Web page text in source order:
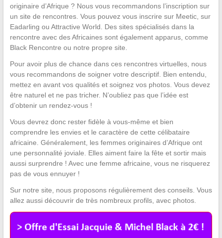
originaire d’Afrique ? Nous vous recommandons l’inscription sur
un site de rencontres. Vous pouvez vous inscrire sur Meetic, sur
Eadarling ou Attractive World. Des sites spécialisés dans la
rencontre avec des Africaines sont également apparus, comme
Black Rencontre ou notre propre site.
Pour avoir plus de chance dans ces rencontres virtuelles, nous
vous recommandons de soigner votre descriptif. Bien entendu,
mettez en avant vos qualités et soignez vos photos. Vous devez
être naturel et ne pas tricher. N’oubliez pas que l’idée est
d’obtenir un rendez-vous !
Vous devrez donc rester fidèle à vous-même et bien
comprendre les envies et le caractère de cette célibataire
africaine. Généralement, les femmes originaires d’Afrique ont
une personnalité joviale. Elles aiment faire la fête et sortir mais
aussi surprendre ! Avec une femme africaine, vous ne risquerez
pas de vous ennuyer !
Sur notre site, nous proposons régulièrement des conseils. Vous
allez aussi découvrir de très nombreux profils, avec photos.